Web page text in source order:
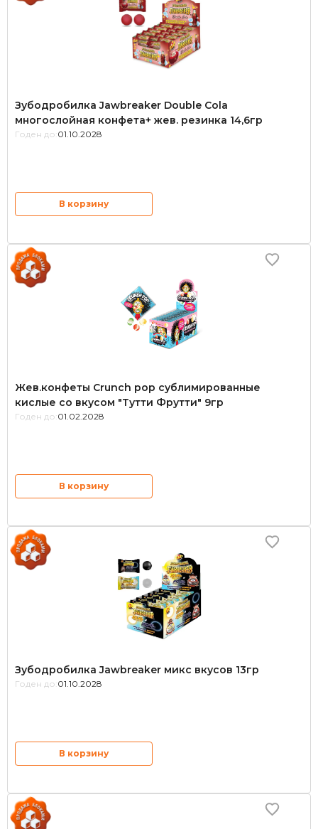
Зубодробилка Jawbreaker Double Cola
многослойная конфета+ жев. резинка 14,6гр
Годен до: 01.10.2028
В корзину
Жев.конфеты Crunch pop сублимированные
кислые со вкусом "Тутти Фрутти" 9гр
Годен до: 01.02.2028
В корзину
Зубодробилка Jawbreaker микс вкусов 13гр
Годен до: 01.10.2028
В корзину